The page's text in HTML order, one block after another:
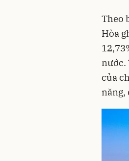
Theo
Hòa
nước.
của